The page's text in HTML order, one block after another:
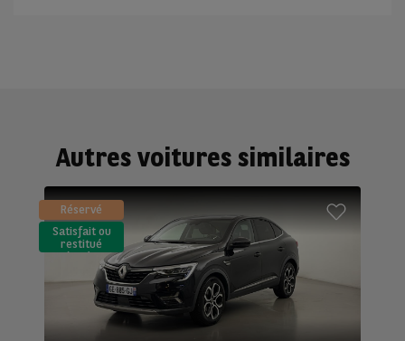
Autres voitures similaires
Réservé
Satisfait ou
restitué
(LLD)*